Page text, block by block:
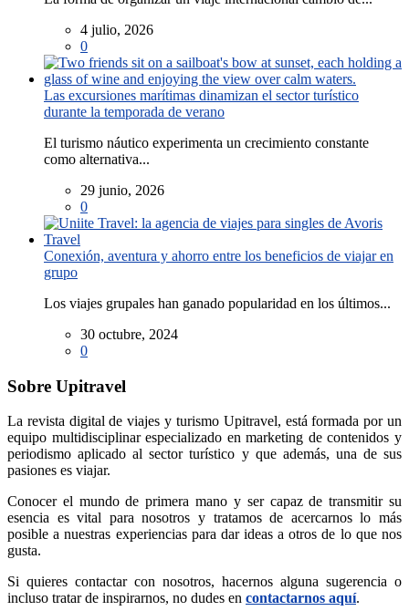
4 julio, 2026
0
Las excursiones marítimas dinamizan el sector turístico
durante la temporada de verano
El turismo náutico experimenta un crecimiento constante
como alternativa...
29 junio, 2026
0
Conexión, aventura y ahorro entre los beneficios de viajar en
grupo
Los viajes grupales han ganado popularidad en los últimos...
30 octubre, 2024
0
Sobre Upitravel
La revista digital de viajes y turismo Upitravel, está formada por un
equipo multidisciplinar especializado en marketing de contenidos y
periodismo aplicado al sector turístico y que además, una de sus
pasiones es viajar.
Conocer el mundo de primera mano y ser capaz de transmitir su
esencia es vital para nosotros y tratamos de acercarnos lo más
posible a nuestras experiencias para dar ideas a otros de lo que nos
gusta.
Si quieres contactar con nosotros, hacernos alguna sugerencia o
incluso tratar de inspirarnos, no dudes en contactarnos aquí.